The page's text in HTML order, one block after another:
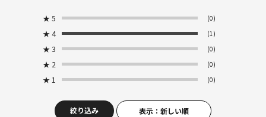
★ 5 (0)
★ 4 (1)
★ 3 (0)
★ 2 (0)
★ 1 (0)
絞り込み 表示：新しい順